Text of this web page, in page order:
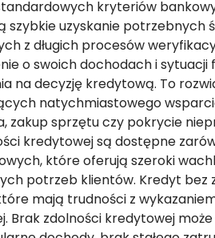
kryteriów
szybkie uzyskanie potrzebnych
z długich procesów
o swoich dochodach i
na decyzję kredytową. To
natychmiastowego
zakup sprzętu czy pokrycie
kredytowej są dostępne
które oferują szeroki
potrzeb klientów. Kredyt bez
mają trudności z
Brak zdolności kredytowej